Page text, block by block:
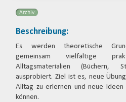
Archiv
Beschreibung:
Es werden theoretische
gemeinsam vielfältige
Alltagsmaterialien (Büchern,
ausprobiert. Ziel ist es, neue
Alltag zu erlernen und neue Ideen
können.